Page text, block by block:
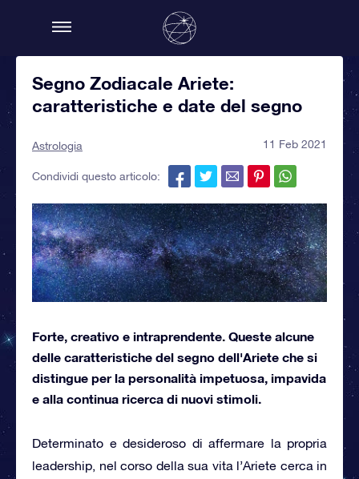
Segno Zodiacale Ariete:
caratteristiche e date del segno
Astrologia 11 Feb 2021
Condividi questo articolo:
Forte, creativo e intraprendente. Queste alcune
delle caratteristiche del segno dell'Ariete che si
distingue per la personalità impetuosa, impavida
e alla continua ricerca di nuovi stimoli.
Determinato e desideroso di affermare la propria
leadership, nel corso della sua vita l’Ariete cerca in